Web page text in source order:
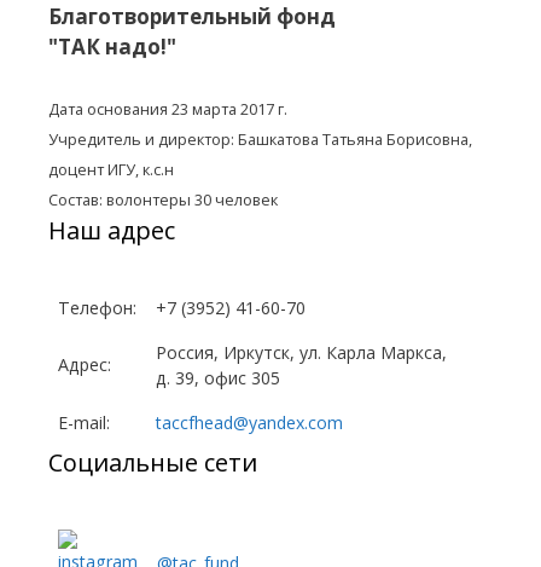
Благотворительный фонд
"ТАК надо!"
Дата основания 23 марта 2017 г.
Учредитель и директор: Башкатова Татьяна Борисовна,
доцент ИГУ, к.с.н
Состав: волонтеры 30 человек
Наш адрес
Телефон: +7 (3952) 41-60-70
Адрес:
Россия, Иркутск, ул. Карла Маркса,
д. 39, офис 305
E-mail:
taccfhead@yandex.com
Социальные сети
@tac_fund